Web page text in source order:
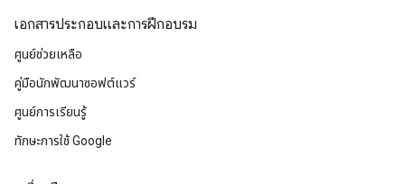
เอกสารประกอบและการฝึกอบรม
ศูนย์ช่วยเหลือ
คู่มือนักพัฒนาซอฟต์แวร์
ศูนย์การเรียนรู้
ทักษะการใช้ Google